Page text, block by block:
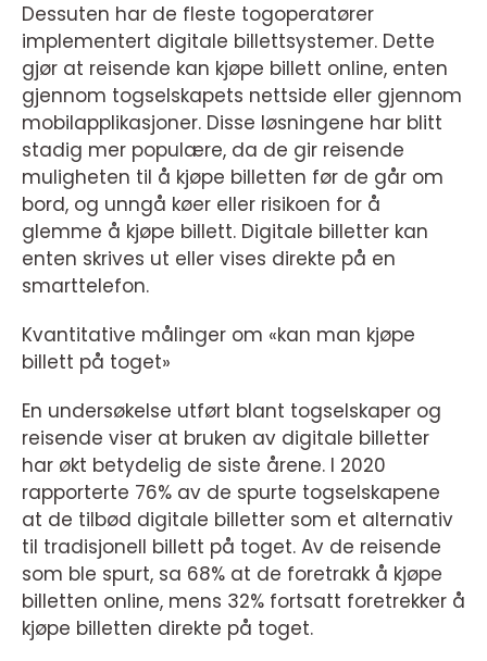
Dessuten har de fleste togoperatører
implementert digitale billettsystemer. Dette
gjør at reisende kan kjøpe billett online, enten
gjennom togselskapets nettside eller gjennom
mobilapplikasjoner. Disse løsningene har blitt
stadig mer populære, da de gir reisende
muligheten til å kjøpe billetten før de går om
bord, og unngå køer eller risikoen for å
glemme å kjøpe billett. Digitale billetter kan
enten skrives ut eller vises direkte på en
smarttelefon.
Kvantitative målinger om «kan man kjøpe
billett på toget»
En undersøkelse utført blant togselskaper og
reisende viser at bruken av digitale billetter
har økt betydelig de siste årene. I 2020
rapporterte 76% av de spurte togselskapene
at de tilbød digitale billetter som et alternativ
til tradisjonell billett på toget. Av de reisende
som ble spurt, sa 68% at de foretrakk å kjøpe
billetten online, mens 32% fortsatt foretrekker å
kjøpe billetten direkte på toget.